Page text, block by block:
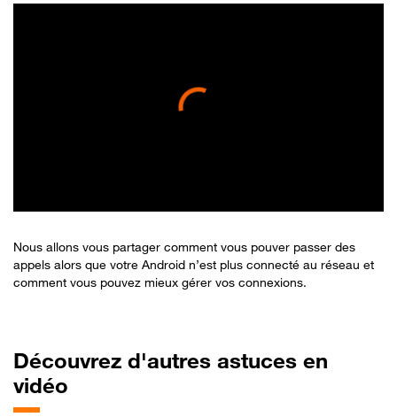
Nous allons vous partager comment vous pouver passer des
appels alors que votre Android n’est plus connecté au réseau et
comment vous pouvez mieux gérer vos connexions.
Découvrez d'autres astuces en
vidéo